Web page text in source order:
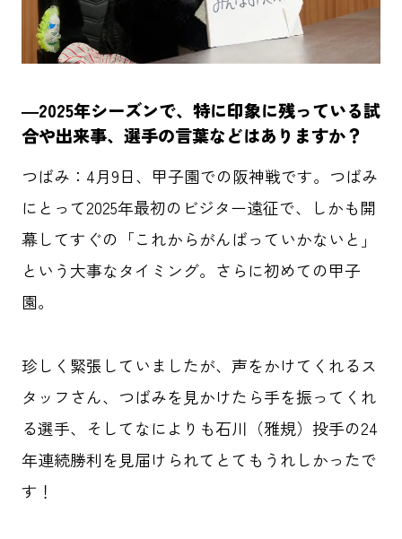
―2025年シーズンで、特に印象に残っている試
合や出来事、選手の言葉などはありますか？
つばみ：4月9日、甲子園での阪神戦です。つばみ
にとって2025年最初のビジター遠征で、しかも開
幕してすぐの「これからがんばっていかないと」
という大事なタイミング。さらに初めての甲子
園。
珍しく緊張していましたが、声をかけてくれるス
タッフさん、つばみを見かけたら手を振ってくれ
る選手、そしてなによりも石川（雅規）投手の24
年連続勝利を見届けられてとてもうれしかったで
す！